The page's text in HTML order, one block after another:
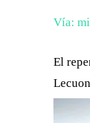
Vía:
El